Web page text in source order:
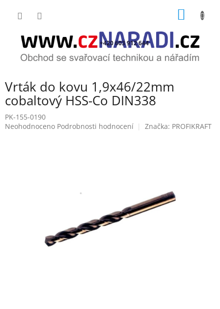
+420 603 912 644
Vrták do kovu 1,9x46/22mm
cobaltový HSS-Co DIN338
PK-155-0190
Průměrné
Neohodnoceno Podrobnosti hodnocení Značka: PROFIKRAFT